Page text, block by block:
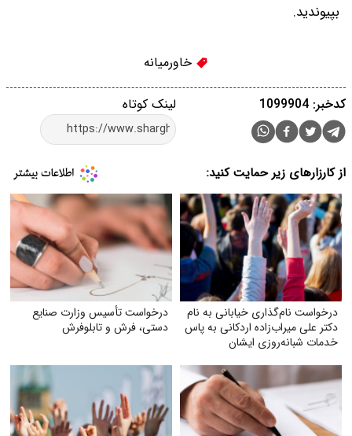
بپیوندید.
خاورمیانه
لینک کوتاه کدخبر: 1099904
از کارزارهای زیر حمایت کنید:
درخواست نام‌گذاری خیابانی به نام
دکتر علی میراب‌زاده اردکانی به پاس
خدمات شبانه‌روزی ایشان
درخواست تأسیس وزارت صنایع
دستی، فرش و تابلوفرش